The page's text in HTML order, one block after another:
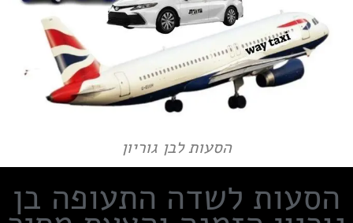
הסעות לבן גוריון
הסעות לשדה התעופה בן